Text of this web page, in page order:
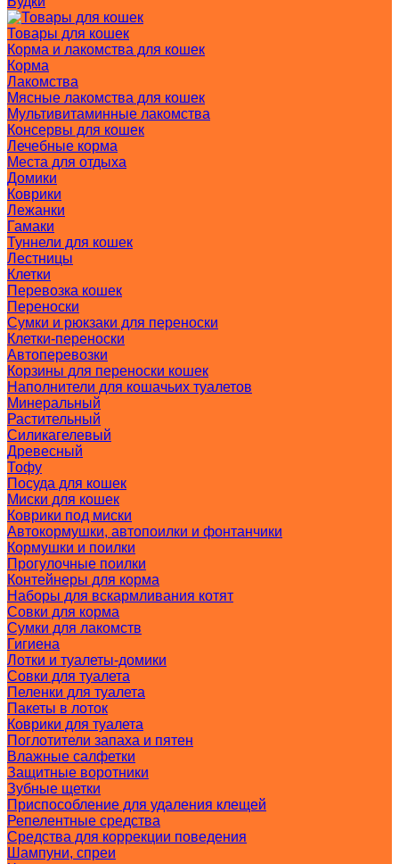
Товары для кошек
Корма и лакомства для кошек
Корма
Лакомства
Мясные лакомства для кошек
Мультивитаминные лакомства
Консервы для кошек
Лечебные корма
Места для отдыха
Домики
Коврики
Лежанки
Гамаки
Туннели для кошек
Лестницы
Клетки
Перевозка кошек
Переноски
Сумки и рюкзаки для переноски
Клетки-переноски
Автоперевозки
Корзины для переноски кошек
Наполнители для кошачьих туалетов
Минеральный
Растительный
Силикагелевый
Древесный
Тофу
Посуда для кошек
Миски для кошек
Коврики под миски
Автокормушки, автопоилки и фонтанчики
Кормушки и поилки
Прогулочные поилки
Контейнеры для корма
Наборы для вскармливания котят
Совки для корма
Сумки для лакомств
Гигиена
Лотки и туалеты-домики
Совки для туалета
Пеленки для туалета
Пакеты в лоток
Коврики для туалета
Поглотители запаха и пятен
Влажные салфетки
Защитные воротники
Зубные щетки
Приспособление для удаления клещей
Репелентные средства
Средства для коррекции поведения
Шампуни, спреи